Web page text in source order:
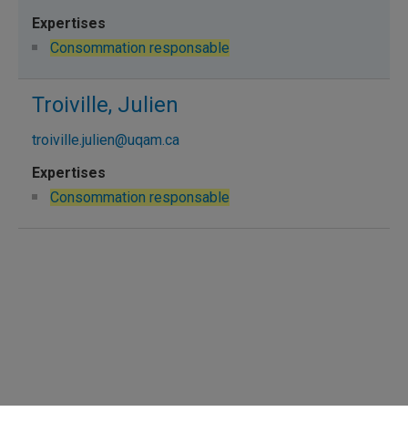
Consommation responsable
Troiville, Julien
troiville.julien@uqam.ca
Consommation responsable